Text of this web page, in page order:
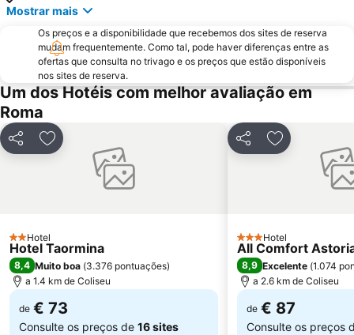
Colosseo Metro Station
Estádio Olímpico de Roma
Parioli
La Santa Sede
La Sapienza - Città Universitaria
Fiera di Roma
Via Nazionale
Praça do Popolo
Ostia Antica
Roma Ostiense Railway Station
Nomentano - San Lorenzo
Piazza Campo de' Fiori
Stazione Tiburtina
Ottaviano - San Pietro - Musei Vaticani Metro Station
Fórum Romano
Lido di Ostia Levante
Santa Maria en Trastevere
Santa Cecilia in Trastevere
Cassia Flaminia
Mostrar mais
Os preços e a disponibilidade que recebemos dos sites de reserva
mudam frequentemente. Como tal, pode haver diferenças entre as
ofertas que consulta no trivago e os preços que estão disponíveis
nos sites de reserva.
Um dos Hotéis com melhor avaliação em
Roma
PartilharAdicionar aos favoritos
2 Estrelas
Hotel
Hotel Taormina
8,4 Muito boa (3.376 pontuações)
a 1.4 km de Coliseu
de € 73
Consulte os preços de 16 sites
PartilharAdicionar
3 Estrelas
Hotel
All Comfort
8,9 Excelente (1.074
a 2.6 km de Coliseu
de € 87
Consulte os preços